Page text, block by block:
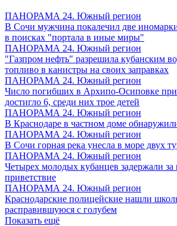
ПАНОРАМА 24. Южный регион
В Сочи мужчина покалечил две
в поисках "портала в иные миры"
ПАНОРАМА 24. Южный регион
"Газпром нефть" разрешила кубанским
топливо в канистры на своих заправках
ПАНОРАМА 24. Южный регион
Число погибших в Архипо-Осиповке
достигло 6, среди них трое детей
ПАНОРАМА 24. Южный регион
В Краснодаре в частном доме
ПАНОРАМА 24. Южный регион
В Сочи горная река унесла в море двух
ПАНОРАМА 24. Южный регион
Четырех молодых кубанцев задержали за
приветствие
ПАНОРАМА 24. Южный регион
Краснодарские полицейские нашли
расправившуюся с голубем
Показать ещё